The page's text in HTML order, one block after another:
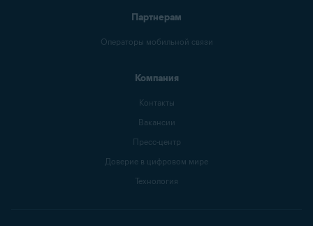
Партнерам
Операторы мобильной связи
Компания
Контакты
Вакансии
Пресс-центр
Доверие в цифровом мире
Технология